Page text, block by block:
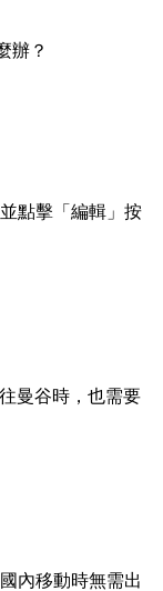
辦？
點擊「編輯」按
曼谷時，也需要
內移動時無需出